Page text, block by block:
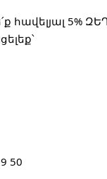
հավելյալ 5%
50